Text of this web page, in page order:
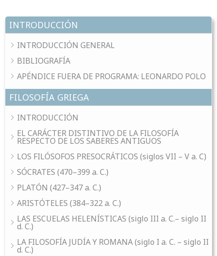
INTRODUCCIÓN
INTRODUCCIÓN GENERAL
BIBLIOGRAFÍA
APÉNDICE FUERA DE PROGRAMA: LEONARDO POLO
FILOSOFÍA GRIEGA
INTRODUCCIÓN
EL CARÁCTER DISTINTIVO DE LA FILOSOFÍA
RESPECTO DE LOS SABERES ANTIGUOS
LOS FILÓSOFOS PRESOCRÁTICOS (siglos VII – V a. C)
SÓCRATES (470–399 a. C.)
PLATÓN (427–347 a. C.)
ARISTÓTELES (384–322 a. C.)
LAS ESCUELAS HELENÍSTICAS (siglo III a. C.– siglo II
d. C.)
LA FILOSOFÍA JUDÍA Y ROMANA (siglo I a. C. – siglo II
d. C.)